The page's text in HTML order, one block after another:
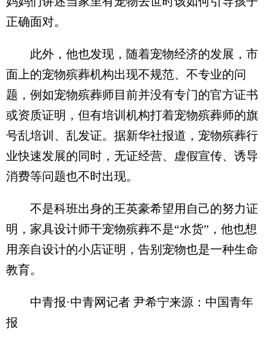
正确面对。
此外，他也发现，随着宠物经济的发展，市
面上的宠物殡葬机构出现不规范、不专业的问
题，例如宠物殡葬师目前并没有专门的官方证书
或资质证明，但有培训机构打着宠物殡葬师的旗
号乱培训、乱发证。据新华社报道，宠物殡葬行
业快速发展的同时，无证经营、虚假宣传、诱导
消费等问题也不时出现。
不是科班出身的王英豪希望用自己的努力证
明，家具设计师干宠物殡葬不是“水货”，他也想
用亲自设计的小店证明，告别宠物也是一种生命
教育。
中青报·中青网记者 尹希宁来源：中国青年
报